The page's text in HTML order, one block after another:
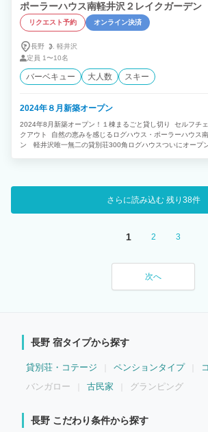
ポーラーハウス南軽井沢２レイクガーデン
リクエスト予約 オンライン決済
長野
軽井沢
定員 1〜10名
バーベキュー 大人数 スキー
2024年８月新築オープン
2024年8月新築オープン！１棟まるごと貸し切り セルフチ
クアウト 自然の恵みを感じるログハウス・ポーラーハウス
ン 軽井沢唯一無二の貸別荘300角ログハウスついにオープ
さらに読み込む残り38件
1 2 3
次へ
長野 宿タイプから探す
貸別荘・コテージ ペンションタイプ
バンガロー
古民家 グランピング
長野 こだわり条件から探す